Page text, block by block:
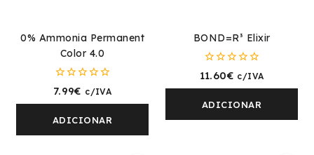
0% Ammonia Permanent
Color 4.0
0
5
7.99€ c/IVA
ADICIONAR
BOND=R³ Elixir
0
5
11.60€ c/IVA
ADICIONAR